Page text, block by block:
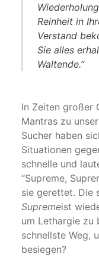
Reinheit in
Verstand
Sie alles
Waltende.”
In Zeiten großer
Mantras zu
Sucher haben
Situationen
schnelle und
“Supreme,
sie gerettet. Die
Supremeist
um Lethargie zu
schnellste Weg,
besiegen?